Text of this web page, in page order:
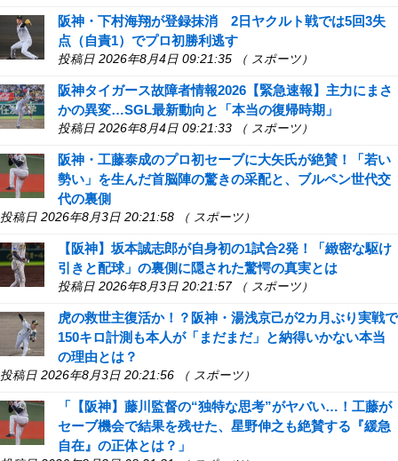
阪神・下村海翔が登録抹消 2日ヤクルト戦では5回3失
点（自責1）でプロ初勝利逃す
投稿日 2026年8月4日 09:21:35 （ スポーツ）
阪神タイガース故障者情報2026【緊急速報】主力にまさ
かの異変…SGL最新動向と「本当の復帰時期」
投稿日 2026年8月4日 09:21:33 （ スポーツ）
阪神・工藤泰成のプロ初セーブに大矢氏が絶賛！「若い
勢い」を生んだ首脳陣の驚きの采配と、ブルペン世代交
代の裏側
投稿日 2026年8月3日 20:21:58 （ スポーツ）
【阪神】坂本誠志郎が自身初の1試合2発！「緻密な駆け
引きと配球」の裏側に隠された驚愕の真実とは
投稿日 2026年8月3日 20:21:57 （ スポーツ）
虎の救世主復活か！？阪神・湯浅京己が2カ月ぶり実戦で
150キロ計測も本人が「まだまだ」と納得いかない本当
の理由とは？
投稿日 2026年8月3日 20:21:56 （ スポーツ）
「【阪神】藤川監督の“独特な思考”がヤバい…！工藤が
セーブ機会で結果を残せた、星野伸之も絶賛する『緩急
自在』の正体とは？」